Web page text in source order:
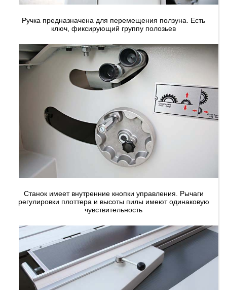
Ручка предназначена для перемещения ползуна. Есть
ключ, фиксирующий группу полозьев
Станок имеет внутренние кнопки управления. Рычаги
регулировки плоттера и высоты пилы имеют одинаковую
чувствительность